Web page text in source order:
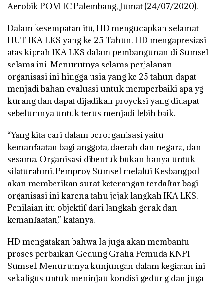
Aerobik POM IC Palembang, Jumat (24/07/2020).
Dalam kesempatan itu, HD mengucapkan selamat
HUT IKA LKS yang ke 25 Tahun. HD mengapresiasi
atas kiprah IKA LKS dalam pembangunan di Sumsel
selama ini. Menurutnya selama perjalanan
organisasi ini hingga usia yang ke 25 tahun dapat
menjadi bahan evaluasi untuk memperbaiki apa yg
kurang dan dapat dijadikan proyeksi yang didapat
sebelumnya untuk terus menjadi lebih baik.
“Yang kita cari dalam berorganisasi yaitu
kemanfaatan bagi anggota, daerah dan negara, dan
sesama. Organisasi dibentuk bukan hanya untuk
silaturahmi. Pemprov Sumsel melalui Kesbangpol
akan memberikan surat keterangan terdaftar bagi
organisasi ini karena tahu jejak langkah IKA LKS.
Penilaian itu objektif dari langkah gerak dan
kemanfaatan,” katanya.
HD mengatakan bahwa Ia juga akan membantu
proses perbaikan Gedung Graha Pemuda KNPI
Sumsel. Menurutnya kunjungan dalam kegiatan ini
sekaligus untuk meninjau kondisi gedung dan juga